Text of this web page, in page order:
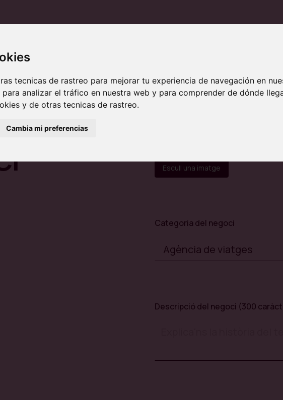
tecnicas de rastreo para mejorar tu experiencia de navegación en
para analizar el tráfico en nuestra web y para comprender de dónde
y de otras tecnicas de rastreo.
Cambia mi preferencias
la
de
Categoria del negoci
Escull una imatge
Descripció del negoci (300